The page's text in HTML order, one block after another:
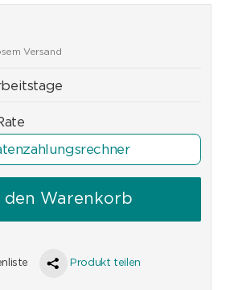
Versand
den Warenkorb
Produkt teilen